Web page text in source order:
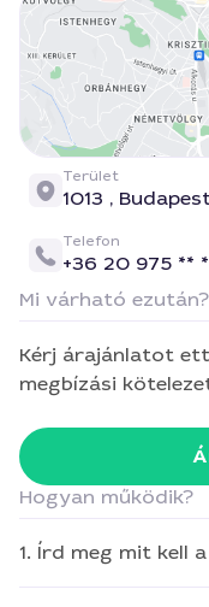
Terület
1013 ,
Telefon
+36 20 975 **
Mi várható ezután?
Kérj árajánlatot
megbízási
Hogyan működik?
1. Írd meg mit kell